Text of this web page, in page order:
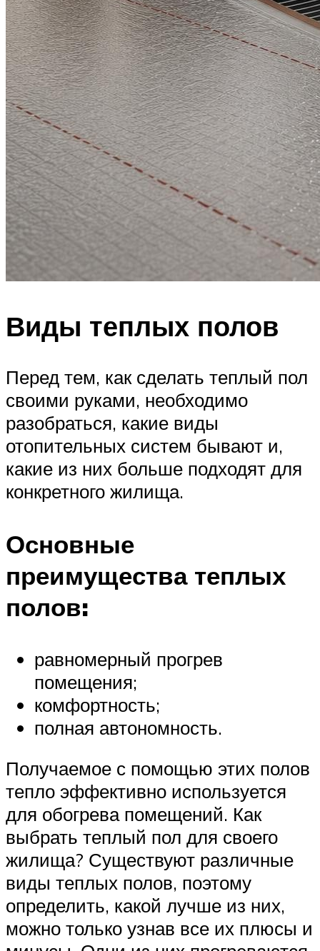
Виды теплых полов
Перед тем, как сделать теплый пол
своими руками, необходимо
разобраться, какие виды
отопительных систем бывают и,
какие из них больше подходят для
конкретного жилища.
Основные
преимущества теплых
полов:
равномерный прогрев
помещения;
комфортность;
полная автономность.
Получаемое с помощью этих полов
тепло эффективно используется
для обогрева помещений. Как
выбрать теплый пол для своего
жилища? Существуют различные
виды теплых полов, поэтому
определить, какой лучше из них,
можно только узнав все их плюсы и